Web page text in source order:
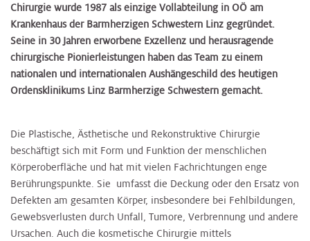
Chirurgie wurde 1987 als einzige Vollabteilung in OÖ am
Krankenhaus der Barmherzigen Schwestern Linz gegründet.
Seine in 30 Jahren erworbene Exzellenz und herausragende
chirurgische Pionierleistungen haben das Team zu einem
nationalen und internationalen Aushängeschild des heutigen
Ordensklinikums Linz Barmherzige Schwestern gemacht.
Die Plastische, Ästhetische und Rekonstruktive Chirurgie
beschäftigt sich mit Form und Funktion der menschlichen
Körperoberfläche und hat mit vielen Fachrichtungen enge
Berührungspunkte. Sie umfasst die Deckung oder den Ersatz von
Defekten am gesamten Körper, insbesondere bei Fehlbildungen,
Gewebsverlusten durch Unfall, Tumore, Verbrennung und andere
Ursachen. Auch die kosmetische Chirurgie mittels